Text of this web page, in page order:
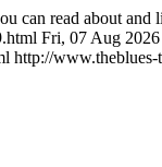
can read about
Fri, 07 Aug
http://www.theblues-